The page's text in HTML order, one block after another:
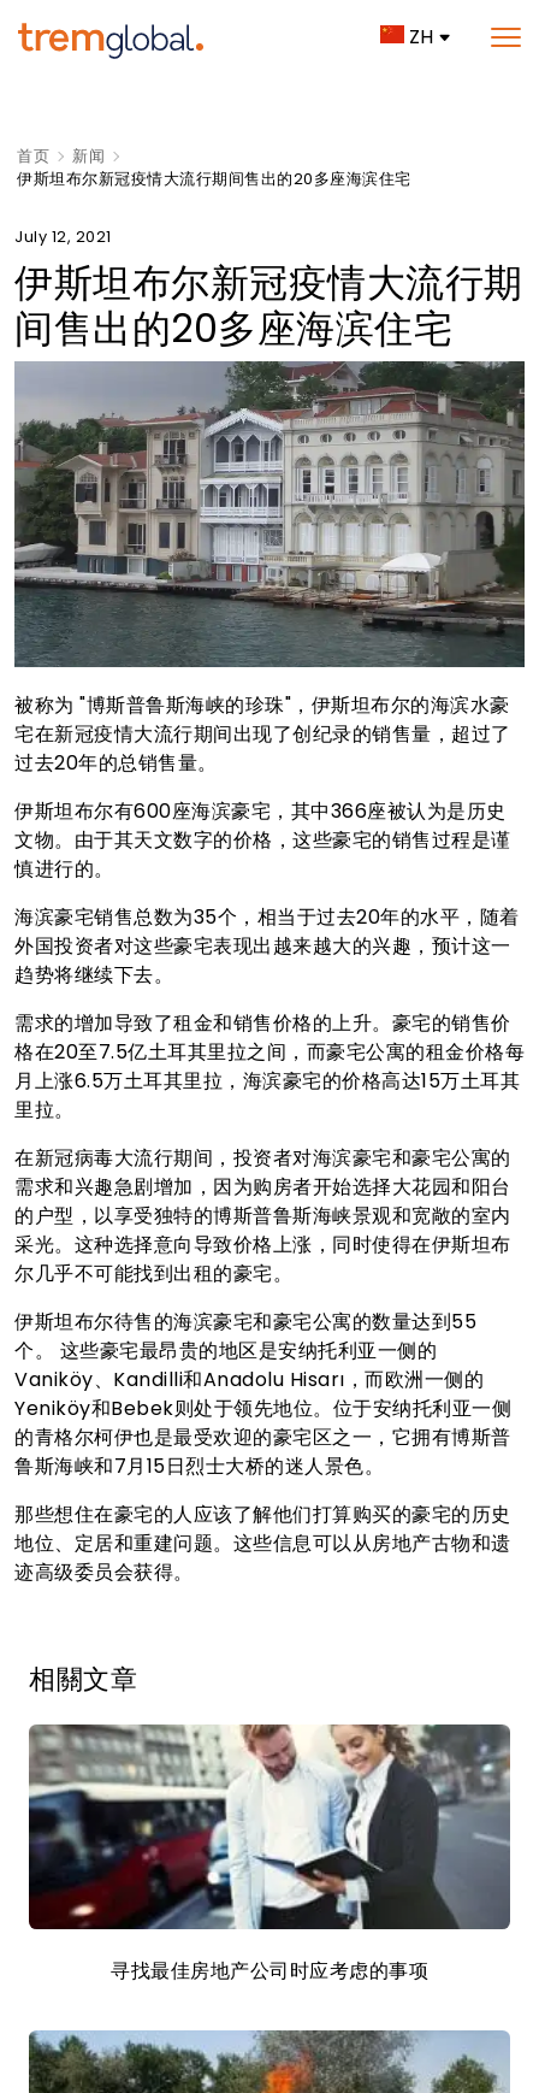
ZH
首页
新闻
伊斯坦布尔新冠疫情大流行期间售出的20多座海滨住宅
July 12, 2021
伊斯坦布尔新冠疫情大流行期
间售出的20多座海滨住宅
被称为 "博斯普鲁斯海峡的珍珠"，伊斯坦布尔的海滨水豪
宅在新冠疫情大流行期间出现了创纪录的销售量，超过了
过去20年的总销售量。
伊斯坦布尔有600座海滨豪宅，其中366座被认为是历史
文物。由于其天文数字的价格，这些豪宅的销售过程是谨
慎进行的。
海滨豪宅销售总数为35个，相当于过去20年的水平，随着
外国投资者对这些豪宅表现出越来越大的兴趣，预计这一
趋势将继续下去。
需求的增加导致了租金和销售价格的上升。豪宅的销售价
格在20至7.5亿土耳其里拉之间，而豪宅公寓的租金价格每
月上涨6.5万土耳其里拉，海滨豪宅的价格高达15万土耳其
里拉。
在新冠病毒大流行期间，投资者对海滨豪宅和豪宅公寓的
需求和兴趣急剧增加，因为购房者开始选择大花园和阳台
的户型，以享受独特的博斯普鲁斯海峡景观和宽敞的室内
采光。这种选择意向导致价格上涨，同时使得在伊斯坦布
尔几乎不可能找到出租的豪宅。
伊斯坦布尔待售的海滨豪宅和豪宅公寓的数量达到55
个。 这些豪宅最昂贵的地区是安纳托利亚一侧的
Vaniköy、Kandilli和Anadolu Hisarı，而欧洲一侧的
Yeniköy和Bebek则处于领先地位。位于安纳托利亚一侧
的青格尔柯伊也是最受欢迎的豪宅区之一，它拥有博斯普
鲁斯海峡和7月15日烈士大桥的迷人景色。
那些想住在豪宅的人应该了解他们打算购买的豪宅的历史
地位、定居和重建问题。这些信息可以从房地产古物和遗
迹高级委员会获得。
相關文章
寻找最佳房地产公司时应考虑的事项